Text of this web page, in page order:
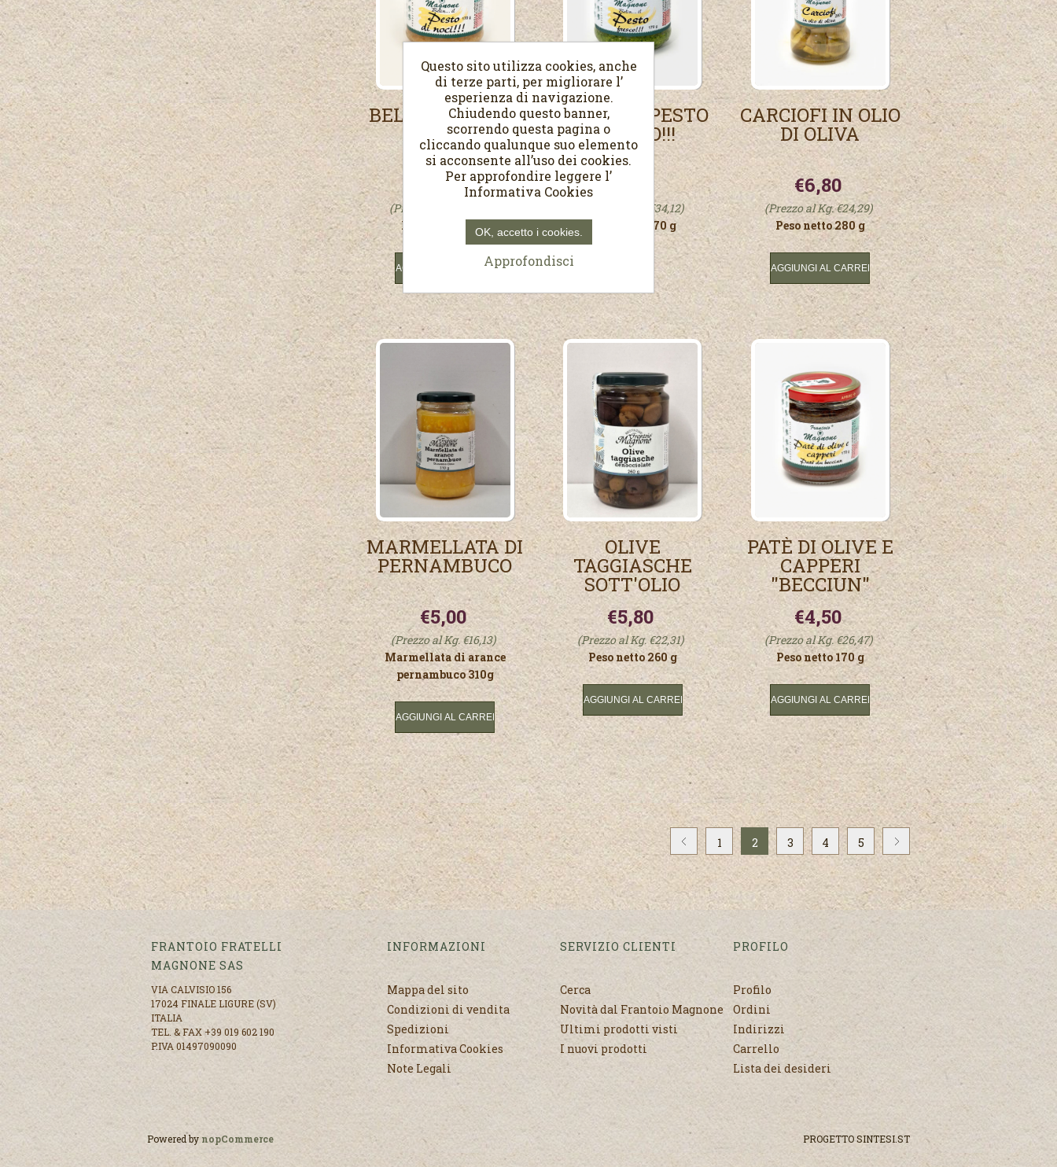
BELIN...IL PESTO
DI NOCI!!!
€5,20
(Prezzo al Kg. €30,59)
Peso netto 170 g
BELIN...IL PESTO
FRESCO!!!
€5,80
(Prezzo al Kg. €34,12)
Peso netto 170 g
CARCIOFI IN OLIO
DI OLIVA
€6,80
(Prezzo al Kg. €24,29)
Peso netto 280 g
MARMELLATA DI
PERNAMBUCO
€5,00
(Prezzo al Kg. €16,13)
Marmellata di arance
pernambuco 310g
OLIVE
TAGGIASCHE
SOTT'OLIO
€5,80
(Prezzo al Kg. €22,31)
Peso netto 260 g
PATÈ DI OLIVE E
CAPPERI
"BECCIUN"
€4,50
(Prezzo al Kg. €26,47)
Peso netto 170 g
1 2 3 4 5
FRANTOIO FRATELLI
MAGNONE SAS
VIA CALVISIO 156
17024 FINALE LIGURE (SV)
ITALIA
TEL. & FAX +39 019 602 190
P.IVA 01497090090
INFORMAZIONI
Mappa del sito
Condizioni di vendita
Spedizioni
Informativa Cookies
Note Legali
SERVIZIO CLIENTI
Cerca
Novità dal Frantoio Magnone
Ultimi prodotti visti
I nuovi prodotti
PROFILO
Profilo
Ordini
Indirizzi
Carrello
Lista dei desideri
PROGETTOSINTESI.ST
Powered by nopCommerce
Questo sito utilizza cookies, anche
di terze parti, per migliorare l’
esperienza di navigazione.
Chiudendo questo banner,
scorrendo questa pagina o
cliccando qualunque suo elemento
si acconsente all’uso dei cookies.
Per approfondire leggere l’
Informativa Cookies
OK, accetto i cookies.
Approfondisci